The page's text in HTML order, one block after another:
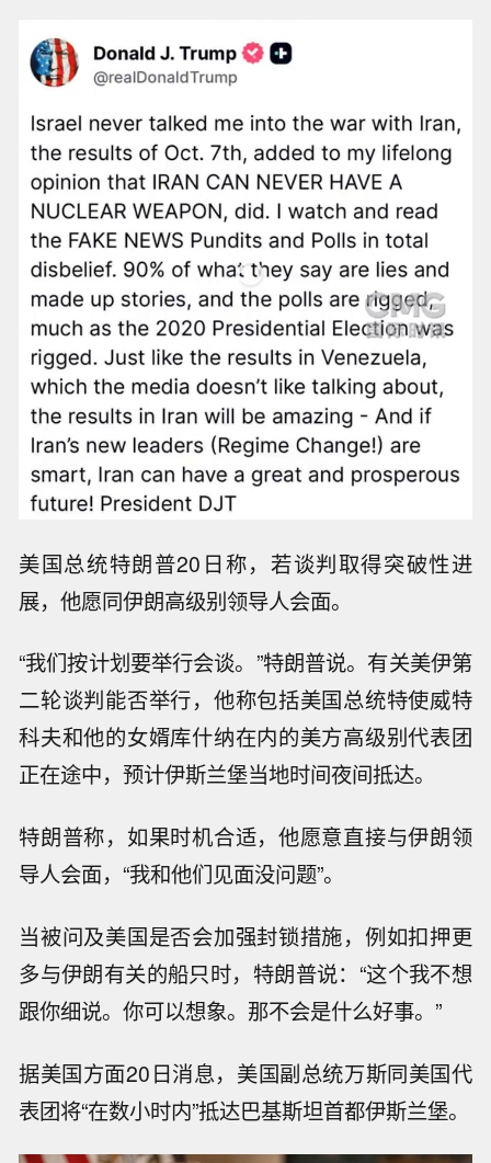
美国总统特朗普20日称，若谈判取得突破性进
展，他愿同伊朗高级别领导人会面。
“我们按计划要举行会谈。”特朗普说。有关美伊第
二轮谈判能否举行，他称包括美国总统特使威特
科夫和他的女婿库什纳在内的美方高级别代表团
正在途中，预计伊斯兰堡当地时间夜间抵达。
特朗普称，如果时机合适，他愿意直接与伊朗领
导人会面，“我和他们见面没问题”。
当被问及美国是否会加强封锁措施，例如扣押更
多与伊朗有关的船只时，特朗普说：“这个我不想
跟你细说。你可以想象。那不会是什么好事。”
据美国方面20日消息，美国副总统万斯同美国代
表团将“在数小时内”抵达巴基斯坦首都伊斯兰堡。